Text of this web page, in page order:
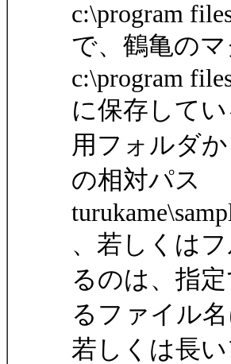
c:\program
で、鶴亀の
c:\program
に保存して
用フォルダか
の相対パス
、若しくは
るのは、指定
るファイル
若しくは長